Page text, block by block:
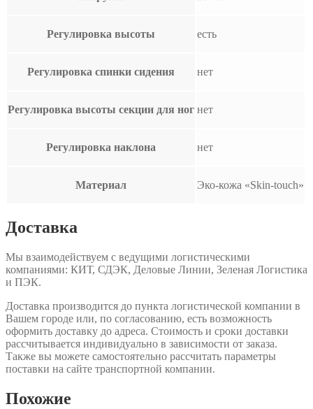
Регулировка высоты есть
Регулировка спинки сидения нет
Регулировка высоты секции для ног нет
Регулировка наклона нет
Материал Эко-кожа «Skin-touch»
Доставка
Мы взаимодействуем с ведущими логистическими
компаниями: КИТ, СДЭК, Деловые Линии, Зеленая Логистика
и ПЭК.
Доставка производится до пункта логистической компании в
Вашем городе или, по согласованию, есть возможность
оформить доставку до адреса. Стоимость и сроки доставки
рассчитывается индивидуально в зависимости от заказа.
Также вы можете самостоятельно рассчитать параметры
поставки на сайте транспортной компании.
Похожие